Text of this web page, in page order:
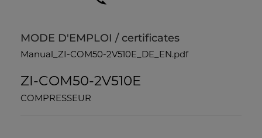
MODE D'EMPLOI / certificates
Manual_ZI-COM50-2V510E_DE_EN.pdf
ZI-COM50-2V510E
COMPRESSEUR